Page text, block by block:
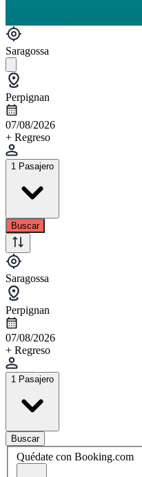
Saragossa
Perpignan
07/08/2026
+ Regreso
1 Pasajero
Buscar
Saragossa
Perpignan
07/08/2026
+ Regreso
1 Pasajero
Buscar
Quédate con Booking.com